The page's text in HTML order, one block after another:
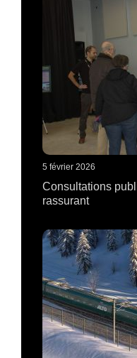
5 février 2026
Consultations
rassurant